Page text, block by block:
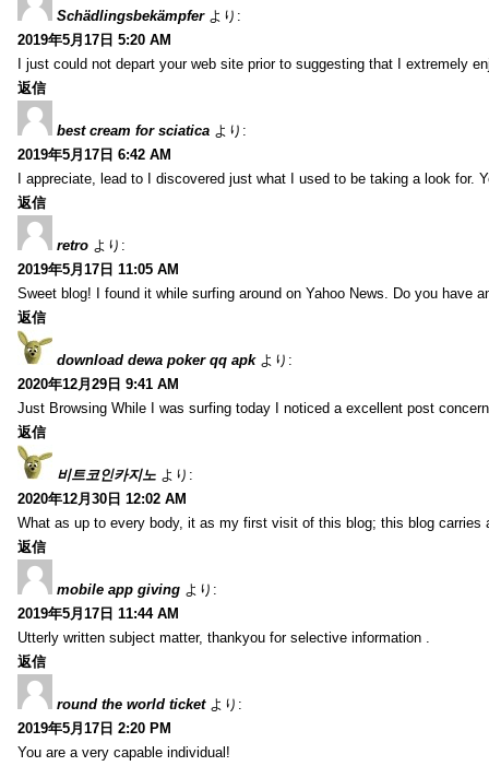
Schädlingsbekämpfer より:
2019年5月17日 5:20 AM
I just could not depart your web site prior to suggesting that I extremely
返信
best cream for sciatica より:
2019年5月17日 6:42 AM
I appreciate, lead to I discovered just what I used to be taking a look for.
返信
retro より:
2019年5月17日 11:05 AM
Sweet blog! I found it while surfing around on Yahoo News. Do you have
返信
download dewa poker qq apk より:
2020年12月29日 9:41 AM
Just Browsing While I was surfing today I noticed a excellent post
返信
비트코인카지노 より:
2020年12月30日 12:02 AM
What as up to every body, it as my first visit of this blog; this blog carries
返信
mobile app giving より:
2019年5月17日 11:44 AM
Utterly written subject matter, thankyou for selective information .
返信
round the world ticket より:
2019年5月17日 2:20 PM
You are a very capable individual!